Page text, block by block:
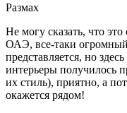
Размах
Не могу сказать, что
ОАЭ, все-таки
представляется, но
интерьеры получилось
их стиль), приятно, а
окажется рядом!